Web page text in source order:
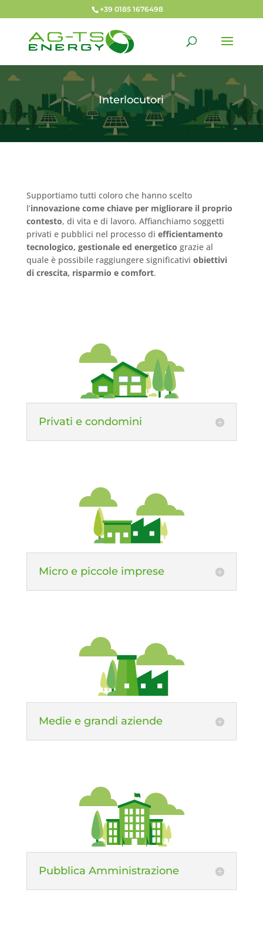
+39 0185 1676498
Interlocutori
Supportiamo tutti coloro che hanno scelto
l’innovazione come chiave per migliorare il proprio
contesto, di vita e di lavoro. Affianchiamo soggetti
privati e pubblici nel processo di efficientamento
tecnologico, gestionale ed energetico grazie al
quale è possibile raggiungere significativi obiettivi
di crescita, risparmio e comfort.
Privati e condomini
Micro e piccole imprese
Medie e grandi aziende
Pubblica Amministrazione